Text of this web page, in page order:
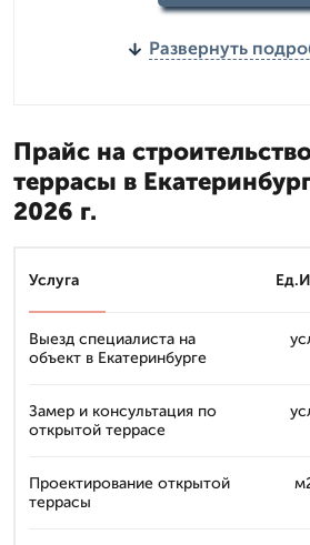
Развернуть
Прайс на
террасы в
2026 г.
Услуга
Выезд специалиста на
объект в Екатеринбурге
Замер и консультация по
открытой террасе
Проектирование открытой
террасы